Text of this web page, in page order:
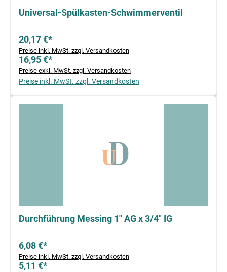
Universal-Spülkasten-Schwimmerventil
20,17 €*
Preise inkl. MwSt. zzgl. Versandkosten
16,95 €*
Preise exkl. MwSt. zzgl. Versandkosten
Preise inkl. MwSt. zzgl. Versandkosten
Durchführung Messing 1" AG x 3/4" IG
6,08 €*
Preise inkl. MwSt. zzgl. Versandkosten
5,11 €*